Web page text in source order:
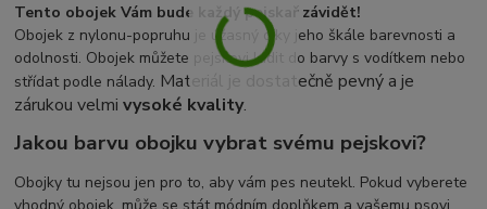
Tento obojek Vám bude každý pejskař závidět!
Obojek z nylonu-popruhu je úžasný díky jeho škále barevnosti a
odolnosti. Obojek můžete pejskovi ladit do barvy s vodítkem nebo
střídat podle nálady. Materiál je dostatečně pevný a je
zárukou velmivysoké kvality.
Jakou barvu obojku vybrat svému pejskovi?
Obojky tu nejsou jen pro to, aby vám pes neutekl. Pokud vyberete